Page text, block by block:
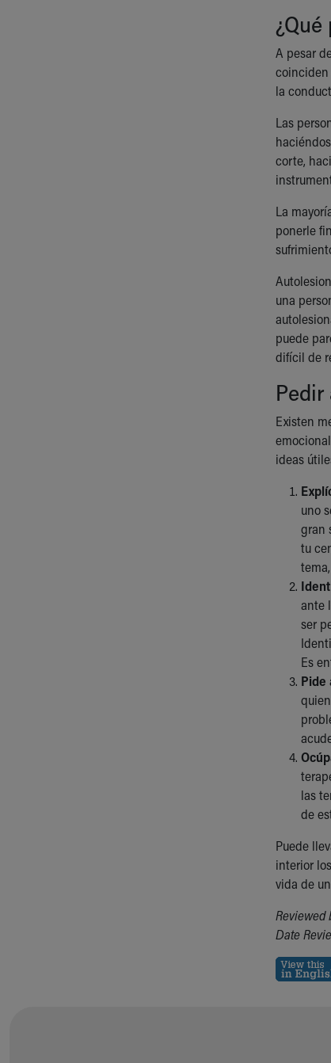
A pesar
coinciden
la
Las
corte,
La
ponerle
una
puede
difícil de
Pedir
Existen
ideas
uno
gran
tu
ante
ser
Es
Pide
las
de
Puede
interior
vida de
Reviewed
Date